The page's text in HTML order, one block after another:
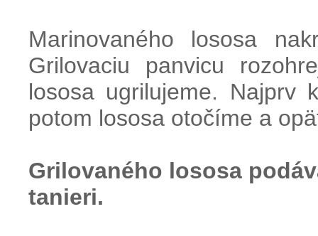
Marinovaného lososa
Grilovaciu panvicu
lososa ugrilujeme. Najprv
potom lososa otočíme a
Grilovaného lososa
tanieri.